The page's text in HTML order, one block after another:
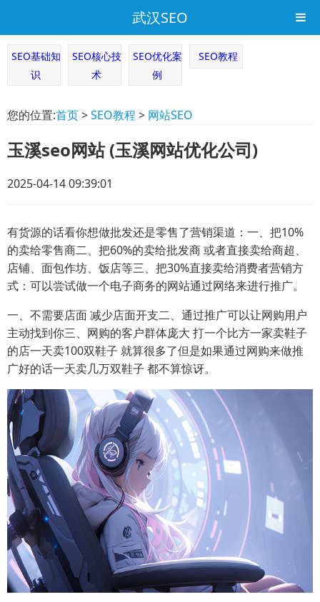
武汉SEO
SEO基础知
识
SEO核心技
术
SEO优化案
例
SEO教程
您的位置:首页>SEO教程 > 网站SEO
玉溪seo网站 (玉溪网站优化公司)
2025-04-14 09:39:01
有货源的话看你想做批发还是零售了营销渠道：一、把10%
的卖给零售商二、把60%的卖给批发商 或者直接卖给商超、
店铺、面包作坊、饭店等三、把30%直接卖给消费者营销方
式：可以尝试做一个电子商务的网站通过网络来进行推广。
一、不需要店面 减少店面开支二、通过推广可以让网购用户
主动找到你三、网购的客户群体庞大 打一个比方一家卖鞋子
的店一天卖100双鞋子 就算很多了但是如果通过网购来做推
广好的话一天卖几万双鞋子 都不算惊讶。